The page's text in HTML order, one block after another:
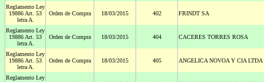
Reglamento Ley
19886 Art. 53
letra A.
Orden de Compra 18/03/2015 402 FRINDT SA
Reglamento Ley
19886 Art. 53
letra A.
Orden de Compra 18/03/2015 404 CACERES TORRES ROSA
Reglamento Ley
19886 Art. 53
letra A.
Orden de Compra 18/03/2015 405 ANGELICA NOVOA Y CIA LTDA
Reglamento Ley